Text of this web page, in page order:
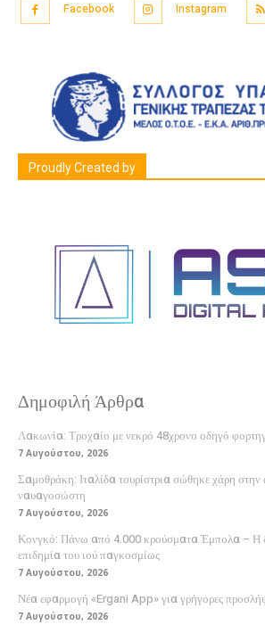
Facebook Instagram
Proudly Created by
Δημοφιλή Άρθρα
Λακωνία: Τροχαίο με νεκρό 48χρονο οδηγό
7 Αυγούστου, 2026
Σαμοθράκη: Ιταλίδα τουρίστρια σώθηκε χάρη
ναυαγοσώστη
7 Αυγούστου, 2026
Κονγκό: Πάνω από 4.000 κρούσματα Έμπολα – Η
επιδημία του ιού παγκοσμίως
7 Αυγούστου, 2026
Νέα εφαρμογή «Ergani App» για γρήγορες
7 Αυγούστου, 2026